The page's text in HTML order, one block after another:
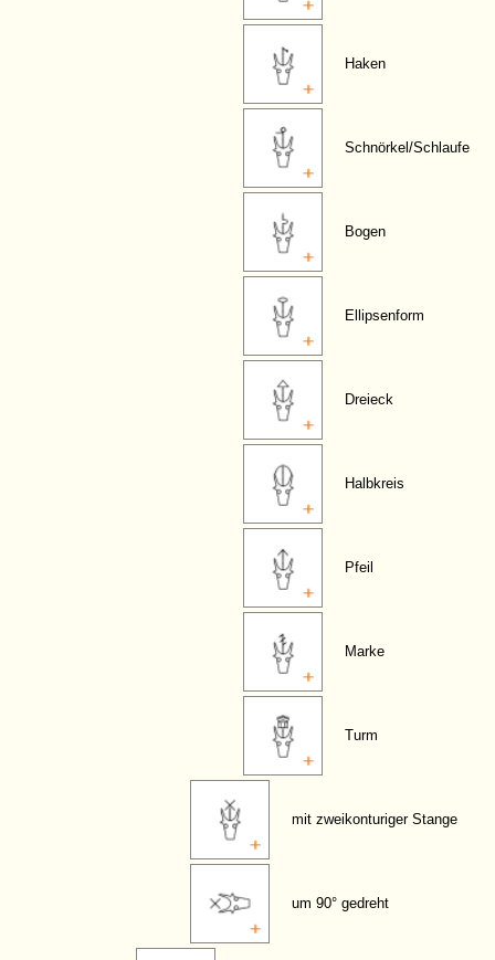
Haken
Schnörkel/Schlaufe
Bogen
Ellipsenform
Dreieck
Halbkreis
Pfeil
Marke
Turm
mit zweikonturiger Stange
um 90° gedreht